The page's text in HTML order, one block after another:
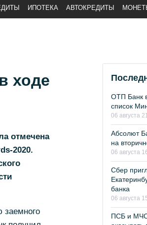
ИПОТЕКА АВТОКРЕДИТЫ
ходе
отмечена
2020.
заемного
ОТП Банк
список
06 августа
Абсолют
на
06 августа
Сбер
банка
06 августа
ПСБ и МЧС